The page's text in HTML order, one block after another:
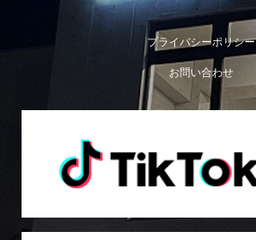
プライバシーポリシー
お問い合わせ